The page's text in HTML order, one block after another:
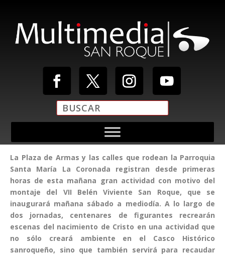
La Plaza de Armas y las calles que rodean la Parroquia
Santa María La Coronada registran desde primeras
horas de esta mañana gran actividad con motivo del
montaje del VII Belén Viviente San Roque, que se
inaugurará mañana sábado a mediodía. A lo largo de
dos jornadas, centenares de figurantes recrearán
escenas del nacimiento de Cristo en una actividad que
no sólo creará ambiente en el Casco Histórico
sanroqueño, sino que también servirá para recaudar